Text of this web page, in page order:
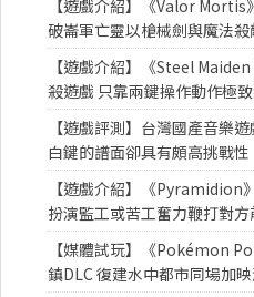
【遊戲介紹】《Valor
破崙軍亡靈以槍械劍與魔法殺
【遊戲介紹】《Steel
殺遊戲 只靠兩鍵操作動作極
【遊戲評測】台灣國產音樂
白鍵的譜面卻具有頗高挑戰性
【遊戲介紹】《Pyramidion
扮演監工或苦工奮力鞭打對方
【媒體試玩】《Pokémon
鎮DLC 復建水中都市同場加